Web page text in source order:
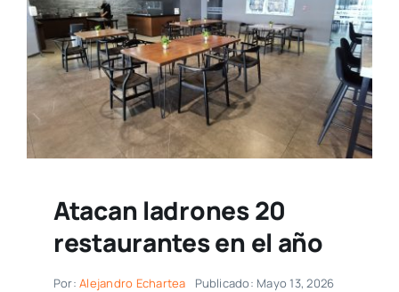
Atacan ladrones 20
restaurantes en el año
Por:Alejandro Echartea Publicado: Mayo 13, 2026